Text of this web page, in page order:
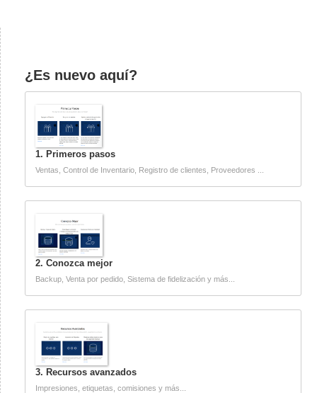
¿Es nuevo aquí?
1. Primeros pasos
Ventas, Control de Inventario, Registro de clientes, Proveedores ...
2. Conozca mejor
Backup, Venta por pedido, Sistema de fidelización y más...
3. Recursos avanzados
Impresiones, etiquetas, comisiones y más...